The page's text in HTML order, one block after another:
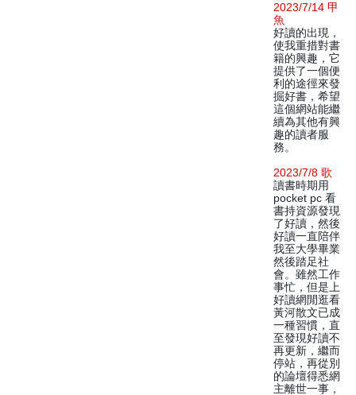
2023/7/14 甲
魚
好讀的出現，
使我重措對書
籍的興趣，它
提供了一個便
利的途徑來發
掘好書，希望
這個網站能繼
續為其他有興
趣的讀者服
務。
2023/7/8 歌
讀書時期用
pocket pc 看
書持資源發現
了好讀，然後
好讀一直陪伴
我至大學畢業
然後踏足社
會。雖然工作
事忙，但是上
好讀網閒逛看
黃河散文已成
一種習慣，直
至發現好讀不
再更新，繼而
停站，再從別
的論壇得悉網
主離世一事，